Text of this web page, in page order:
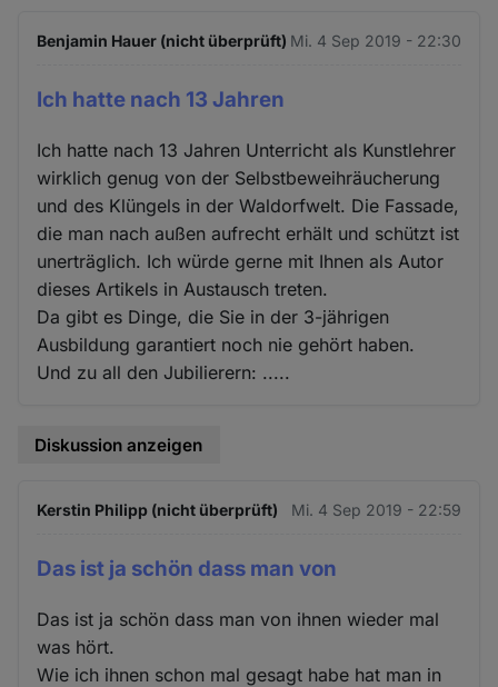
Benjamin Hauer (nicht überprüft) Mi. 4 Sep 2019 - 22:30
Ich hatte nach 13 Jahren
Ich hatte nach 13 Jahren Unterricht als Kunstlehrer
wirklich genug von der Selbstbeweihräucherung
und des Klüngels in der Waldorfwelt. Die Fassade,
die man nach außen aufrecht erhält und schützt ist
unerträglich. Ich würde gerne mit Ihnen als Autor
dieses Artikels in Austausch treten.
Da gibt es Dinge, die Sie in der 3-jährigen
Ausbildung garantiert noch nie gehört haben.
Und zu all den Jubilierern: .....
Diskussion anzeigen
Kerstin Philipp (nicht überprüft) Mi. 4 Sep 2019 - 22:59
Das ist ja schön dass man von
Das ist ja schön dass man von ihnen wieder mal
was hört.
Wie ich ihnen schon mal gesagt habe hat man in